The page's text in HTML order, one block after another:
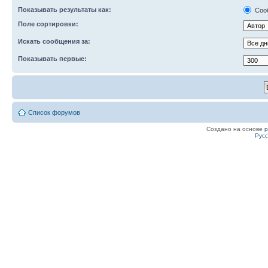
Показывать результаты как:
Поле сортировки:
Искать сообщения за:
Показывать первые:
Список форумов
Создано на основе